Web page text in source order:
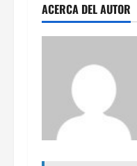
ACERCA DEL AUTOR